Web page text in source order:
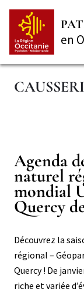
contenu
principal
en
Paragraphe
Paragraphe
niveau
2
Titre
Agenda
naturel
mondial
Quercy
Corps
Découvrez la
régional –
Quercy ! De
riche et variée